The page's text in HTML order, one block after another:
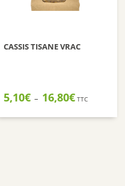
CASSIS TISANE VRAC
5,10€ – 16,80€Plage
prix :
TTC